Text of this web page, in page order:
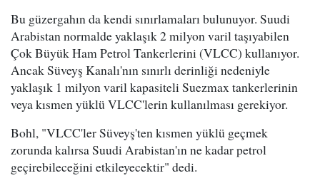
Bu güzergahın da kendi sınırlamaları bulunuyor. Suudi
Arabistan normalde yaklaşık 2 milyon varil taşıyabilen
Çok Büyük Ham Petrol Tankerlerini (VLCC) kullanıyor.
Ancak Süveyş Kanalı'nın sınırlı derinliği nedeniyle
yaklaşık 1 milyon varil kapasiteli Suezmax tankerlerinin
veya kısmen yüklü VLCC'lerin kullanılması gerekiyor.
Bohl, "VLCC'ler Süveyş'ten kısmen yüklü geçmek
zorunda kalırsa Suudi Arabistan'ın ne kadar petrol
geçirebileceğini etkileyecektir" dedi.